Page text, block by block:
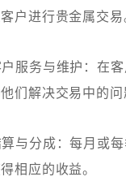
户进行贵金属交易
服务与维护：在
们解决交易中的
与分成：每月或
相应的收益。